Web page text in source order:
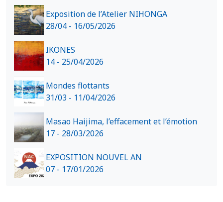
Exposition de l’Atelier NIHONGA
28/04 - 16/05/2026
IKONES
14 - 25/04/2026
Mondes flottants
31/03 - 11/04/2026
Masao Haijima, l’effacement et l’émotion
17 - 28/03/2026
EXPOSITION NOUVEL AN
07 - 17/01/2026